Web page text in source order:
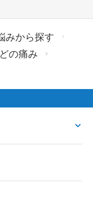
みから探す
の痛み